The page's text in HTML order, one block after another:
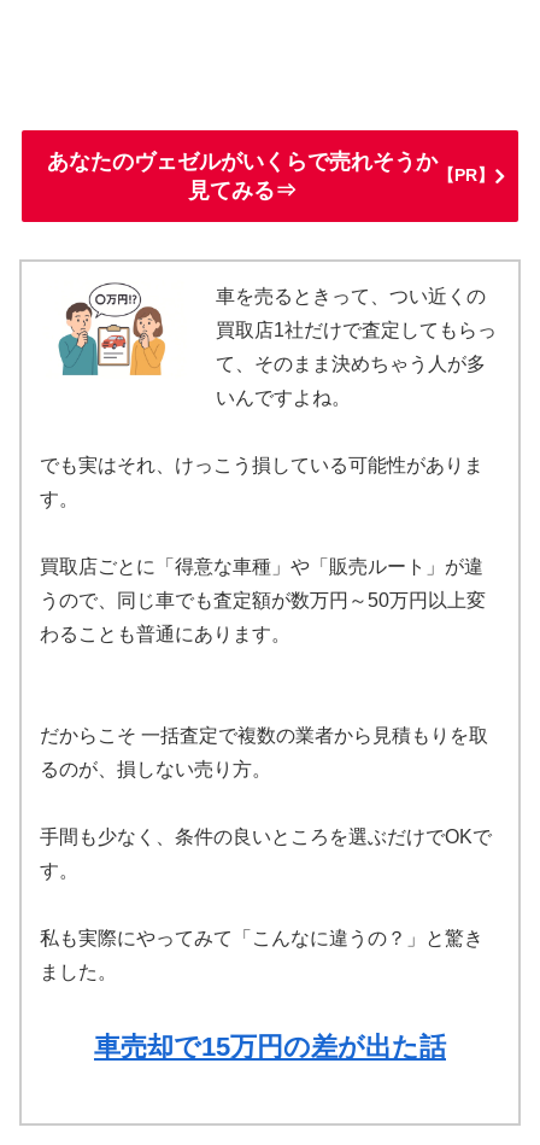
あなたのヴェゼルがいくらで売れそうか
見てみる⇒
【PR】
車を売るときって、つい近くの
買取店1社だけで査定してもらっ
て、そのまま決めちゃう人が多
いんですよね。
でも実はそれ、けっこう損している可能性がありま
す。
買取店ごとに「得意な車種」や「販売ルート」が違
うので、同じ車でも査定額が数万円～50万円以上変
わることも普通にあります。
だからこそ 一括査定で複数の業者から見積もりを取
るのが、損しない売り方。
手間も少なく、条件の良いところを選ぶだけでOKで
す。
私も実際にやってみて「こんなに違うの？」と驚き
ました。
車売却で15万円の差が出た話